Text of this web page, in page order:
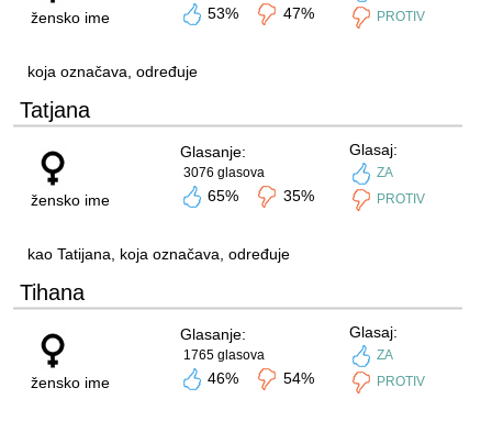
žensko ime 53% 47%
PROTIV
koja označava, određuje
Tatjana
žensko ime
Glasanje:
3076 glasova
65% 35%
Glasaj:
ZA
PROTIV
kao Tatijana, koja označava, određuje
Tihana
žensko ime
Glasanje:
1765 glasova
46% 54%
Glasaj:
ZA
PROTIV